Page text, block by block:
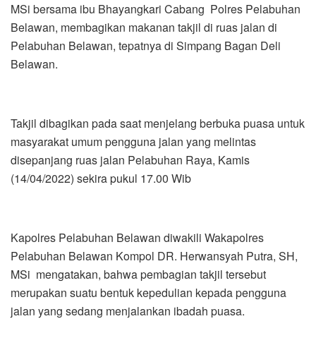
MSi bersama ibu Bhayangkari Cabang Polres Pelabuhan
Belawan, membagikan makanan takjil di ruas jalan di
Pelabuhan Belawan, tepatnya di Simpang Bagan Deli
Belawan.
Takjil dibagikan pada saat menjelang berbuka puasa untuk
masyarakat umum pengguna jalan yang melintas
disepanjang ruas jalan Pelabuhan Raya, Kamis
(14/04/2022) sekira pukul 17.00 Wib
Kapolres Pelabuhan Belawan diwakili Wakapolres
Pelabuhan Belawan Kompol DR. Herwansyah Putra, SH,
MSi mengatakan, bahwa pembagian takjil tersebut
merupakan suatu bentuk kepedulian kepada pengguna
jalan yang sedang menjalankan ibadah puasa.